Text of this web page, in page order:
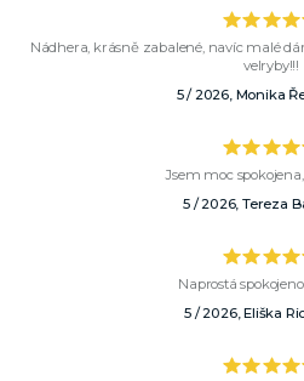
Nádhera, krásně zabalené, navíc malé
velryby!!!
5 / 2026, Monika
Jsem moc
5 / 2026, Tereza
Naprostá
5 / 2026, Eliška